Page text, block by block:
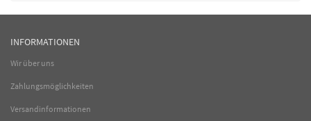
INFORMATIONEN
Wir über uns
Zahlungsmöglichkeiten
Versandinformationen